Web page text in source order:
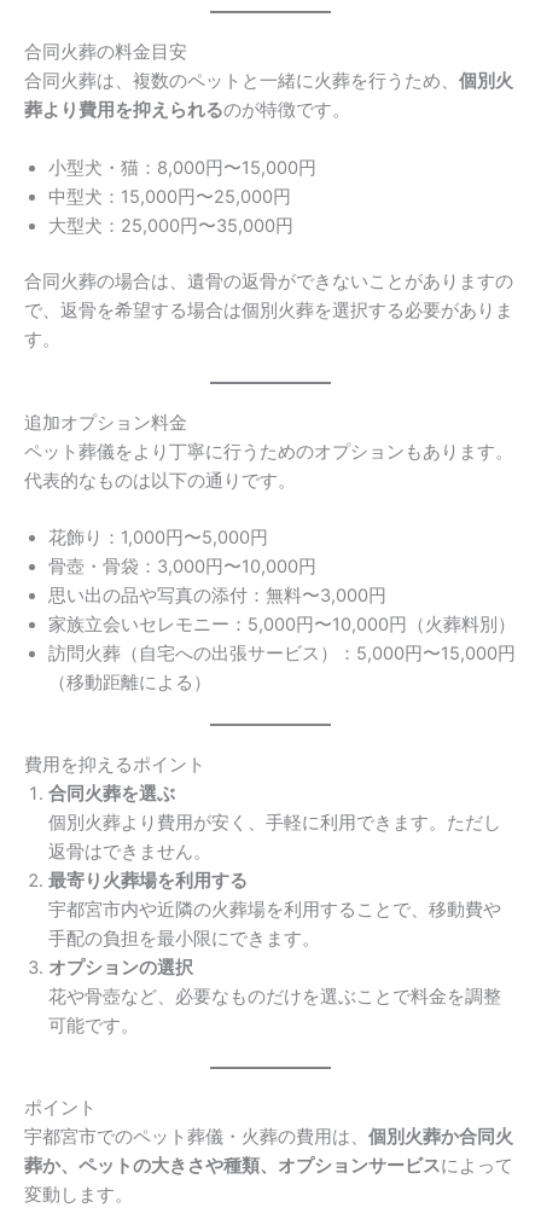
合同火葬の料金目安
合同火葬は、複数のペットと一緒に火葬を行うため、 個別火
葬より費用を抑えられるのが特徴です。
小型犬・猫：8,000円〜15,000円
中型犬：15,000円〜25,000円
大型犬：25,000円〜35,000円
合同火葬の場合は、遺骨の返骨ができないことがありますの
で、返骨を希望する場合は個別火葬を選択する必要がありま
す。
追加オプション料金
ペット葬儀をより丁寧に行うためのオプションもあります。
代表的なものは以下の通りです。
花飾り：1,000円〜5,000円
骨壺・骨袋：3,000円〜10,000円
思い出の品や写真の添付：無料〜3,000円
家族立会いセレモニー：5,000円〜10,000円（火葬料別）
訪問火葬（自宅への出張サービス）：5,000円〜15,000円
（移動距離による）
費用を抑えるポイント
合同火葬を選ぶ
個別火葬より費用が安く、手軽に利用できます。ただし
返骨はできません。
最寄り火葬場を利用する
宇都宮市内や近隣の火葬場を利用することで、移動費や
手配の負担を最小限にできます。
オプションの選択
花や骨壺など、必要なものだけを選ぶことで料金を調整
可能です。
ポイント
宇都宮市でのペット葬儀・火葬の費用は、 個別火葬か合同火
葬か、ペットの大きさや種類、オプションサービスによって
変動します。